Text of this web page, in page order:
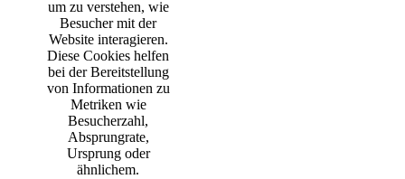
um zu verstehen, wie
Besucher mit der
Website interagieren.
Diese Cookies helfen
bei der Bereitstellung
von Informationen zu
Metriken wie
Besucherzahl,
Absprungrate,
Ursprung oder
ähnlichem.